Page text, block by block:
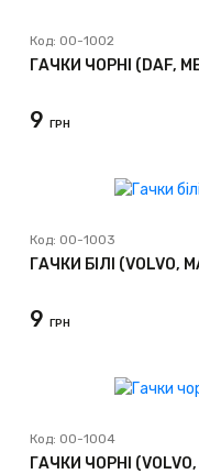
Код: 00-1002
ГАЧКИ ЧОРНІ (DAF,
9 ГРН
Код: 00-1003
ГАЧКИ БІЛІ (VOLVO,
9 ГРН
Код: 00-1004
ГАЧКИ ЧОРНІ (VOLVO,